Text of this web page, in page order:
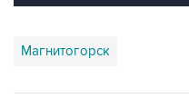
Магнитогорск